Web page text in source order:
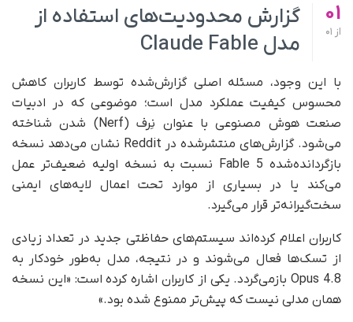
01
از
گزارش محدودیت‌های استفاده از
مدل Claude Fable
با این وجود، مسئله اصلی گزارش‌شده توسط کاربران کاهش
محسوس کیفیت عملکرد مدل است؛ موضوعی که در ادبیات
صنعت هوش مصنوعی با عنوان نِرف (Nerf) شدن شناخته
می‌شود. گزارش‌های منتشرشده در Reddit نشان می‌دهد نسخه
بازگردانده‌شده Fable 5 نسبت به نسخه اولیه ضعیف‌تر عمل
می‌کند یا در بسیاری از موارد تحت اعمال لایه‌های ایمنی
سخت‌گیرانه‌تر قرار می‌گیرد.
کاربران اعلام کرده‌اند سیستم‌های حفاظتی جدید در تعداد زیادی
از تسک‌ها فعال می‌شوند و در نتیجه، مدل به‌طور خودکار به
Opus 4.8 بازمی‌گردد. یکی از کاربران اشاره کرده است: «این نسخه
همان مدلی نیست که پیش‌تر ممنوع شده بود.»